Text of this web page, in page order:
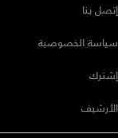
إتصل بنا
سياسة الخصوصية
إشترك
الأرشيف